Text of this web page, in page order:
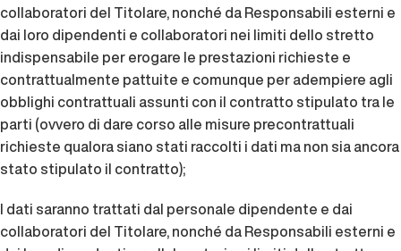
collaboratori del Titolare, nonché da Responsabili esterni e
dai loro dipendenti e collaboratori nei limiti dello stretto
indispensabile per erogare le prestazioni richieste e
contrattualmente pattuite e comunque per adempiere agli
obblighi contrattuali assunti con il contratto stipulato tra le
parti (ovvero di dare corso alle misure precontrattuali
richieste qualora siano stati raccolti i dati ma non sia ancora
stato stipulato il contratto);
I dati saranno trattati dal personale dipendente e dai
collaboratori del Titolare, nonché da Responsabili esterni e